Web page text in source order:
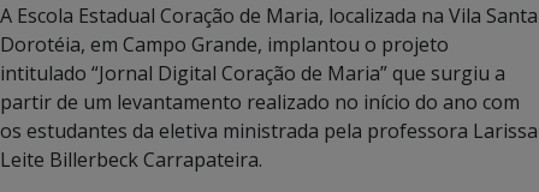
A Escola Estadual Coração de Maria, localizada na Vila Santa
Dorotéia, em Campo Grande, implantou o projeto
intitulado “Jornal Digital Coração de Maria” que surgiu a
partir de um levantamento realizado no início do ano com
os estudantes da eletiva ministrada pela professora Larissa
Leite Billerbeck Carrapateira.